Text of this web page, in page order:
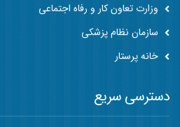
وزارت تعاون کار و رفاه اجتماعی
سازمان نظام پزشکی
خانه پرستار
دسترسی سریع